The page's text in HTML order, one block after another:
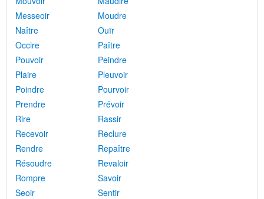
Messeoir
Moudre
Naître
Ouïr
Occire
Paître
Pouvoir
Peindre
Plaire
Pleuvoir
Poindre
Pourvoir
Prendre
Prévoir
Rire
Rassir
Recevoir
Reclure
Rendre
Repaître
Résoudre
Revaloir
Rompre
Savoir
Seoir
Sentir